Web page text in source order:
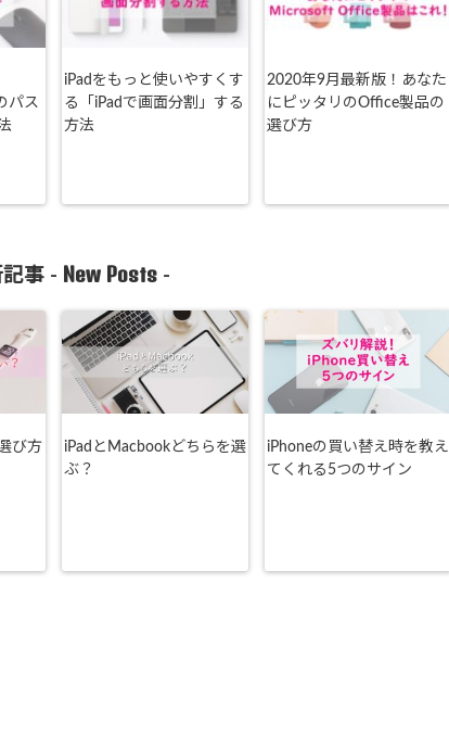
パス
iPadをもっと使いやすくす
る「iPadで画面分割」する
方法
2020年9月最新版！あなた
にピッタリのOffice製品の
選び方
事 - New Posts -
び方
iPadとMacbookどちらを選
ぶ？
iPhoneの買い替え時を教え
てくれる5つのサイン